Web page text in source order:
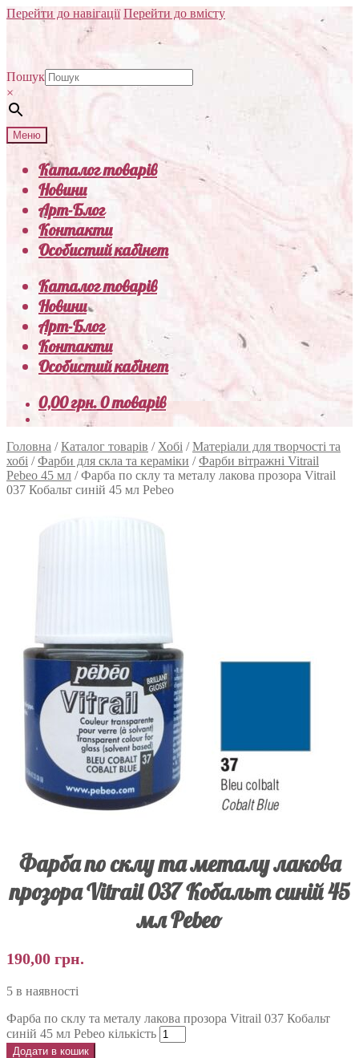
Перейти до навігації Перейти до вмісту
Пошук
×
Меню
Каталог товарів
Новини
Арт-Блог
Контакти
Особистий кабінет
Каталог товарів
Новини
Арт-Блог
Контакти
Особистий кабінет
0,00грн.0 товарів
Головна /Каталог товарів / Хобі /Матеріали для творчості та
хобі /Фарби для скла та кераміки /Фарби вітражні Vitrail
Pebeo 45 мл /Фарба по склу та металу лакова прозора Vitrail
037 Кобальт синій 45 мл Pebeo
Фарба по склу та металу лакова
прозора Vitrail 037 Кобальт синій 45
мл Pebeo
190,00 грн.
5 в наявності
Фарба по склу та металу лакова прозора Vitrail 037 Кобальт
синій 45 мл Pebeo кількість
Додати в кошик